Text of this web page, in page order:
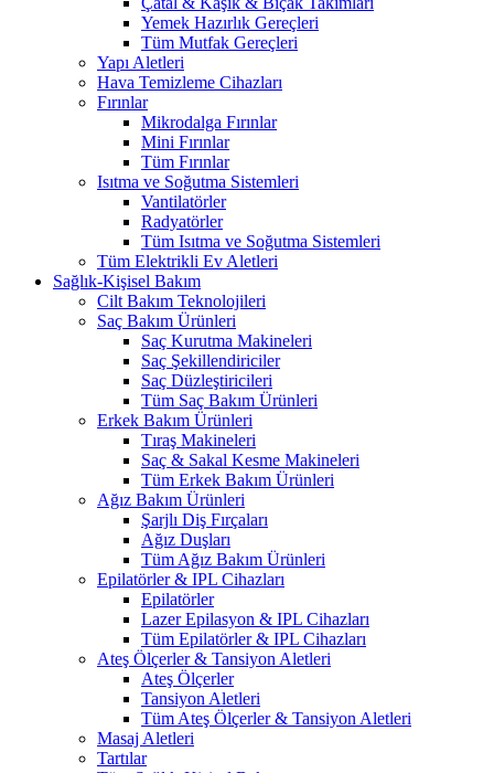
Yemek Hazırlık Gereçleri
Tüm Mutfak Gereçleri
Yapı Aletleri
Hava Temizleme Cihazları
Fırınlar
Mikrodalga Fırınlar
Mini Fırınlar
Tüm Fırınlar
Isıtma ve Soğutma Sistemleri
Vantilatörler
Radyatörler
Tüm Isıtma ve Soğutma Sistemleri
Tüm Elektrikli Ev Aletleri
Sağlık-Kişisel Bakım
Cilt Bakım Teknolojileri
Saç Bakım Ürünleri
Saç Kurutma Makineleri
Saç Şekillendiriciler
Saç Düzleştiricileri
Tüm Saç Bakım Ürünleri
Erkek Bakım Ürünleri
Tıraş Makineleri
Saç & Sakal Kesme Makineleri
Tüm Erkek Bakım Ürünleri
Ağız Bakım Ürünleri
Şarjlı Diş Fırçaları
Ağız Duşları
Tüm Ağız Bakım Ürünleri
Epilatörler & IPL Cihazları
Epilatörler
Lazer Epilasyon & IPL Cihazları
Tüm Epilatörler & IPL Cihazları
Ateş Ölçerler & Tansiyon Aletleri
Ateş Ölçerler
Tansiyon Aletleri
Tüm Ateş Ölçerler & Tansiyon Aletleri
Masaj Aletleri
Tartılar